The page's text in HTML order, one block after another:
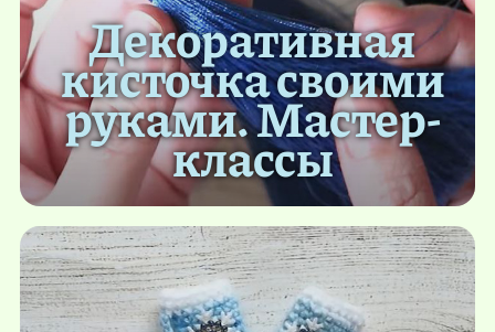
Декоративная
кисточка своими
руками. Мастер-
классы